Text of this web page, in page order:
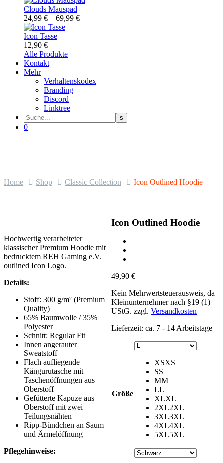
Clouds Mauspad
24,99 € – 69,99 €
Icon Tasse
12,90 €
Alle Produkte
Kontakt
Mehr
Verhaltenskodex
Branding
Discord
Linktree
0
Home Shop Classic Collection Icon Outlined Hoodie
Icon Outlined Hoodie
49,90 €
Kein Mehrwertsteuerausweis, da
Kleinunternehmer nach §19 (1)
UStG. zzgl. Versandkosten
Lieferzeit: ca. 7 - 14 Arbeitstage
Größe
XSXS
SS
MM
LL
XLXL
2XL2XL
3XL3XL
4XL4XL
5XL5XL
Hochwertig verarbeiteter
klassischer Premium Hoodie mit
bedrucktem REH Gaming e.V.
outlined Icon Logo.
Details:
Stoff: 300 g/m² (Premium
Quality)
65% Baumwolle / 35%
Polyester
Schnitt: Regular Fit
Innen angerauter
Sweatstoff
Flach aufliegende
Kängurutasche mit
Taschenöffnungen aus
Oberstoff
Gefütterte Kapuze aus
Oberstoff mit zwei
Teilungsnähten
Ripp-Bündchen an Saum
und Ärmelöffnung
Pflegehinweise: